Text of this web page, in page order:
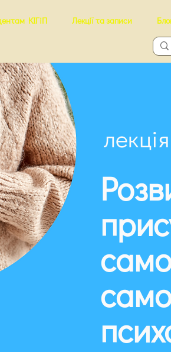
КІГіП Лекції та записи